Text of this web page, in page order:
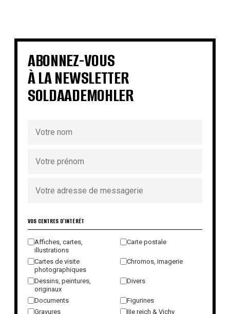
€
€ €
€ € €
€ €
ABONNEZ-VOUS
À LA NEWSLETTER
SOLDAADEMOHLER
VOS CENTRES D'INTÉRÊT
Affiches, cartes,
illustrations
Carte postale
Cartes de visite
photographiques
Chromos, imagerie
Dessins, peintures,
originaux
Divers
Documents
Figurines
Gravures
IIIe reich & Vichy